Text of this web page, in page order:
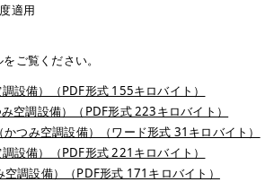
適用
ご覧ください。
設備）（PDF形式 155キロバイト）
空調設備）（PDF形式 223キロバイト）
つみ空調設備）（ワード形式 31キロバイト）
設備）（PDF形式 221キロバイト）
調設備）（PDF形式 171キロバイト）